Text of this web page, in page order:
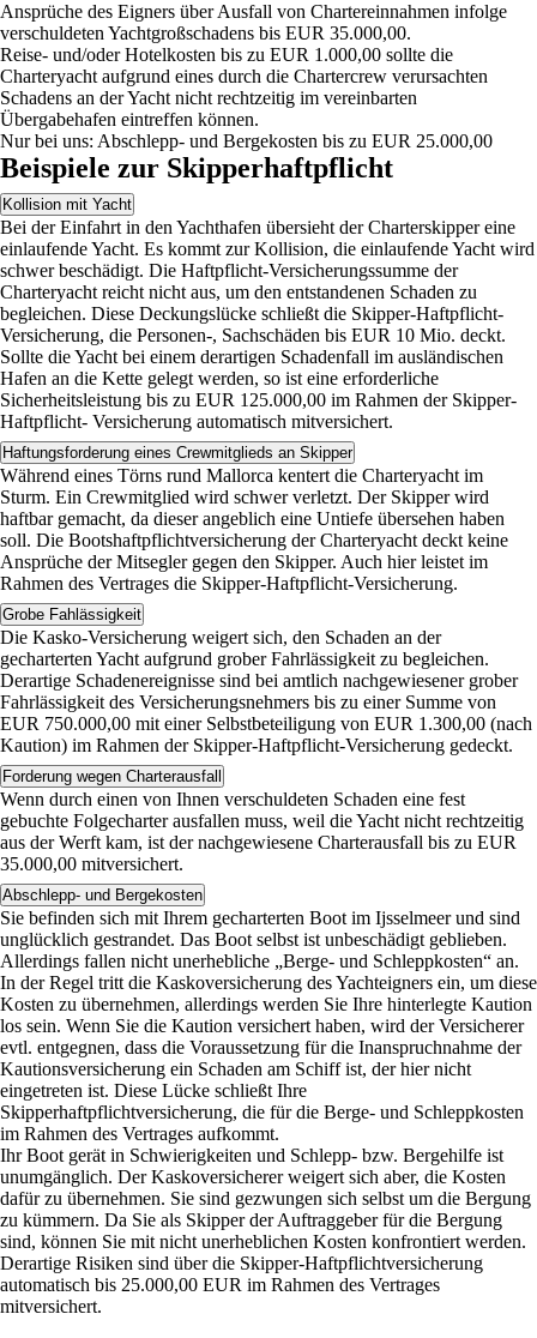
Ansprüche des Eigners über Ausfall von Chartereinnahmen infolge
verschuldeten Yachtgroßschadens bis EUR 35.000,00.
Reise- und/oder Hotelkosten bis zu EUR 1.000,00 sollte die
Charteryacht aufgrund eines durch die Chartercrew verursachten
Schadens an der Yacht nicht rechtzeitig im vereinbarten
Übergabehafen eintreffen können.
Nur bei uns: Abschlepp- und Bergekosten bis zu EUR 25.000,00
Beispiele zur Skipperhaftpflicht
Kollision mit Yacht
Bei der Einfahrt in den Yachthafen übersieht der Charterskipper eine
einlaufende Yacht. Es kommt zur Kollision, die einlaufende Yacht wird
schwer beschädigt. Die Haftpflicht-Versicherungssumme der
Charteryacht reicht nicht aus, um den entstandenen Schaden zu
begleichen. Diese Deckungslücke schließt die Skipper-Haftpflicht-
Versicherung, die Personen-, Sachschäden bis EUR 10 Mio. deckt.
Sollte die Yacht bei einem derartigen Schadenfall im ausländischen
Hafen an die Kette gelegt werden, so ist eine erforderliche
Sicherheitsleistung bis zu EUR 125.000,00 im Rahmen der Skipper-
Haftpflicht- Versicherung automatisch mitversichert.
Haftungsforderung eines Crewmitglieds an Skipper
Während eines Törns rund Mallorca kentert die Charteryacht im
Sturm. Ein Crewmitglied wird schwer verletzt. Der Skipper wird
haftbar gemacht, da dieser angeblich eine Untiefe übersehen haben
soll. Die Bootshaftpflichtversicherung der Charteryacht deckt keine
Ansprüche der Mitsegler gegen den Skipper. Auch hier leistet im
Rahmen des Vertrages die Skipper-Haftpflicht-Versicherung.
Grobe Fahlässigkeit
Die Kasko-Versicherung weigert sich, den Schaden an der
gecharterten Yacht aufgrund grober Fahrlässigkeit zu begleichen.
Derartige Schadenereignisse sind bei amtlich nachgewiesener grober
Fahrlässigkeit des Versicherungsnehmers bis zu einer Summe von
EUR 750.000,00 mit einer Selbstbeteiligung von EUR 1.300,00 (nach
Kaution) im Rahmen der Skipper-Haftpflicht-Versicherung gedeckt.
Forderung wegen Charterausfall
Wenn durch einen von Ihnen verschuldeten Schaden eine fest
gebuchte Folgecharter ausfallen muss, weil die Yacht nicht rechtzeitig
aus der Werft kam, ist der nachgewiesene Charterausfall bis zu EUR
35.000,00 mitversichert.
Abschlepp- und Bergekosten
Sie befinden sich mit Ihrem gecharterten Boot im Ijsselmeer und sind
unglücklich gestrandet. Das Boot selbst ist unbeschädigt geblieben.
Allerdings fallen nicht unerhebliche „Berge- und Schleppkosten“ an.
In der Regel tritt die Kaskoversicherung des Yachteigners ein, um diese
Kosten zu übernehmen, allerdings werden Sie Ihre hinterlegte Kaution
los sein. Wenn Sie die Kaution versichert haben, wird der Versicherer
evtl. entgegnen, dass die Voraussetzung für die Inanspruchnahme der
Kautionsversicherung ein Schaden am Schiff ist, der hier nicht
eingetreten ist. Diese Lücke schließt Ihre
Skipperhaftpflichtversicherung, die für die Berge- und Schleppkosten
im Rahmen des Vertrages aufkommt.
Ihr Boot gerät in Schwierigkeiten und Schlepp- bzw. Bergehilfe ist
unumgänglich. Der Kaskoversicherer weigert sich aber, die Kosten
dafür zu übernehmen. Sie sind gezwungen sich selbst um die Bergung
zu kümmern. Da Sie als Skipper der Auftraggeber für die Bergung
sind, können Sie mit nicht unerheblichen Kosten konfrontiert werden.
Derartige Risiken sind über die Skipper-Haftpflichtversicherung
automatisch bis 25.000,00 EUR im Rahmen des Vertrages
mitversichert.